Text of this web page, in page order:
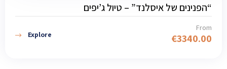
“הפנינים של איסלנד” – טיול ג’יפים
From
€3340.00
Explore